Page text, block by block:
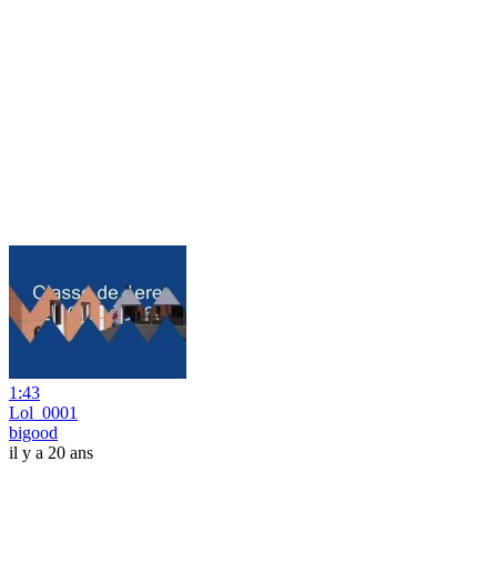
1:43
Lol_0001
bigood
il y a 20 ans